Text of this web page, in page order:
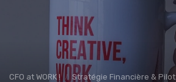
CFO at WORK ! Stratégie Financière & Pilotage